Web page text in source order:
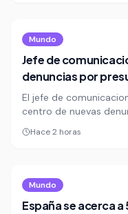
Mundo
Jefe de
denuncias por
El jefe de
centro de nuevas
y promesas
investigación reunió
Hace 2 horas
Mundo
España se acerca